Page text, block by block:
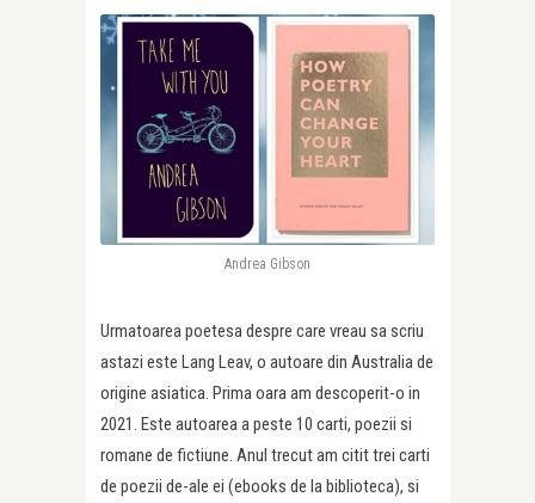
Andrea Gibson
Urmatoarea poetesa despre care vreau sa scriu
astazi este Lang Leav, o autoare din Australia de
origine asiatica. Prima oara am descoperit-o in
2021. Este autoarea a peste 10 carti, poezii si
romane de fictiune. Anul trecut am citit trei carti
de poezii de-ale ei (ebooks de la biblioteca), si